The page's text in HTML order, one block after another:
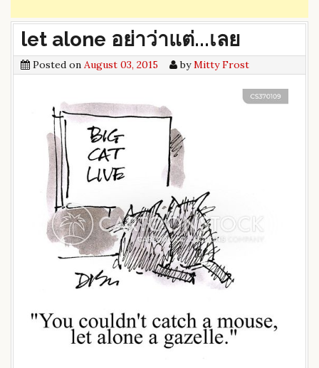
let alone อย่าว่าแต่...เลย
Posted on August 03, 2015 byMitty Frost